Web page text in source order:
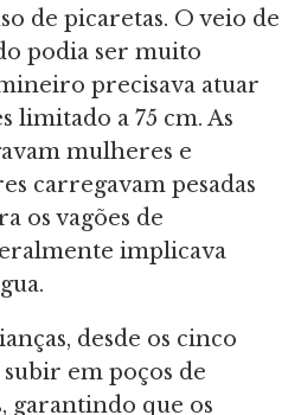
de picaretas. O veio de
podia ser muito
precisava atuar
limitado a 75 cm. As
mulheres e
carregavam pesadas
os vagões de
implicava
desde os cinco
em poços de
garantindo que os